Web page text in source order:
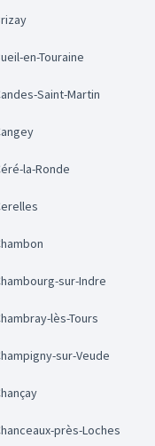
Brizay
Bueil-en-Touraine
Candes-Saint-Martin
Cangey
Céré-la-Ronde
Cerelles
Chambon
Chambourg-sur-Indre
Chambray-lès-Tours
Champigny-sur-Veude
Chançay
Chanceaux-près-Loches